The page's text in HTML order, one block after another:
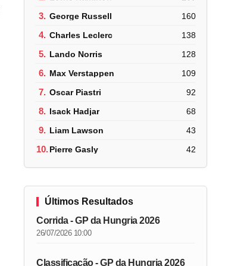
3. George Russell 160
4. Charles Leclerc 138
5. Lando Norris 128
6. Max Verstappen 109
7. Oscar Piastri 92
8. Isack Hadjar 68
9. Liam Lawson 43
10.Pierre Gasly 42
Últimos Resultados
Corrida - GP da Hungria 2026
26/07/2026 10:00
Classificação - GP da Hungria 2026